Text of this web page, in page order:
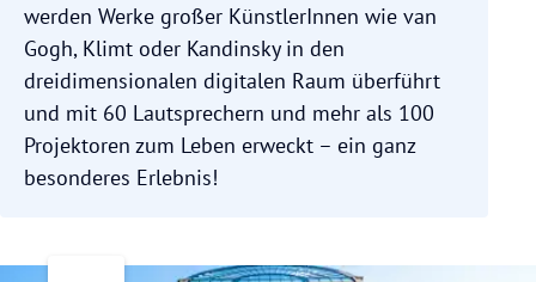
werden Werke großer KünstlerInnen wie van
Gogh, Klimt oder Kandinsky in den
dreidimensionalen digitalen Raum überführt
und mit 60 Lautsprechern und mehr als 100
Projektoren zum Leben erweckt – ein ganz
besonderes Erlebnis!